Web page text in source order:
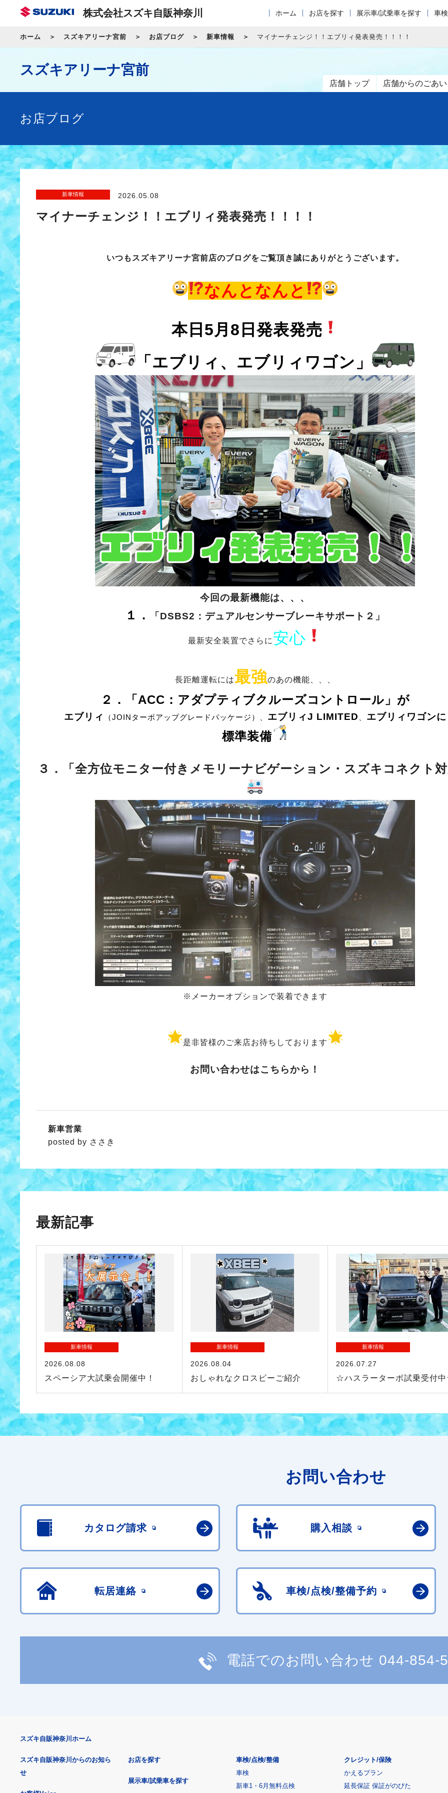
株式会社スズキ自販神奈川 ホーム お店を探す 展示車/試乗車を探す 車
ホーム スズキアリーナ宮前 お店ブログ 新車情報 マイナーチェンジ！！エブリィ発表発売！！！！
スズキアリーナ宮前
店舗トップ 店舗からのごあ
お店ブログ
新車情報 2026.05.08
マイナーチェンジ！！エブリィ発表発売！！！！
いつもスズキアリーナ宮前店のブログをご覧頂き誠にありがとうございます。
なんとなんと
本日5月8日発表発売
「エブリィ、エブリィワゴン」
今回の最新機能は、、、
１． 「DSBS2：デュアルセンサーブレーキサポート２」
最新安全装置でさらに 安心
長距離運転には最強のあの機能、、、
２．「ACC：アダプティブクルーズコントロール」が
エブリィ （JOINターボアップグレードパッケージ）、 エブリィJ LIMITED エブリィワゴンに
標準装備
３．「全方位モニター付きメモリーナビゲーション・スズキコネクト
※メーカーオプションで装着できます
是非皆様のご来店お待ちしております
お問い合わせはこちらから！
新車営業
posted by ささき
最新記事
新車情報
2026.08.08
スペーシア大試乗会開催中！
新車情報
2026.08.04
おしゃれなクロスビーご紹介
新車情報
2026.07.27
☆ハスラーターボ試乗受付
お問い合わせ
カタログ請求 購入相談
転居連絡 車検/点検/整備予約
電話でのお問い合わせ 044-854-
スズキ自販神奈川ホーム
スズキ自販神奈川からのお知ら
せ
お店を探す
展示車/試乗車を探す
車検/点検/整備
車検
新車1・6月無料点検
クレジット/保険
かえるプラン
延長保証 保証がのびた